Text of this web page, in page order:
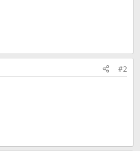
#2